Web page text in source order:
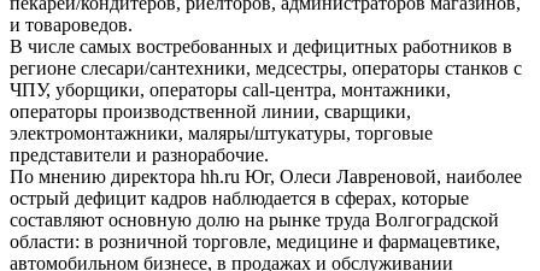
и товароведов.
В числе самых востребованных и дефицитных работников в
регионе слесари/сантехники, медсестры, операторы станков с
ЧПУ, уборщики, операторы call-центра, монтажники,
операторы производственной линии, сварщики,
электромонтажники, маляры/штукатуры, торговые
представители и разнорабочие.
По мнению директора hh.ru Юг, Олеси Лавреновой, наиболее
острый дефицит кадров наблюдается в сферах, которые
составляют основную долю на рынке труда Волгоградской
области: в розничной торговле, медицине и фармацевтике,
автомобильном бизнесе, в продажах и обслуживании